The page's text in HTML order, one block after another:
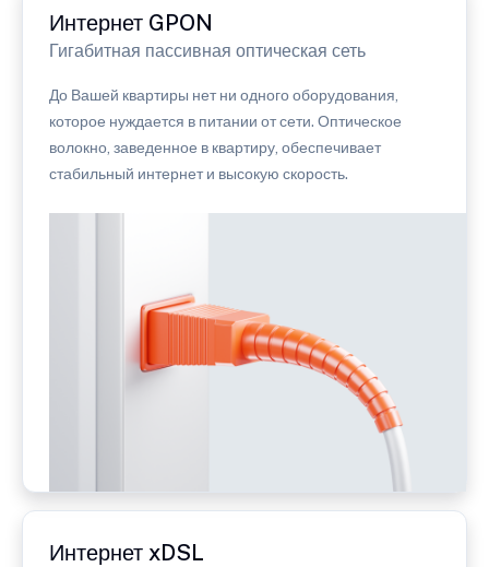
Интернет GPON
Гигабитная пассивная оптическая сеть
До Вашей квартиры нет ни одного оборудования,
которое нуждается в питании от сети. Оптическое
волокно, заведенное в квартиру, обеспечивает
стабильный интернет и высокую скорость.
Интернет xDSL